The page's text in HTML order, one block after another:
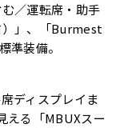
／運転席・助手
）」、「Burmest
準装備。
ディスプレイま
える「MBUXスー